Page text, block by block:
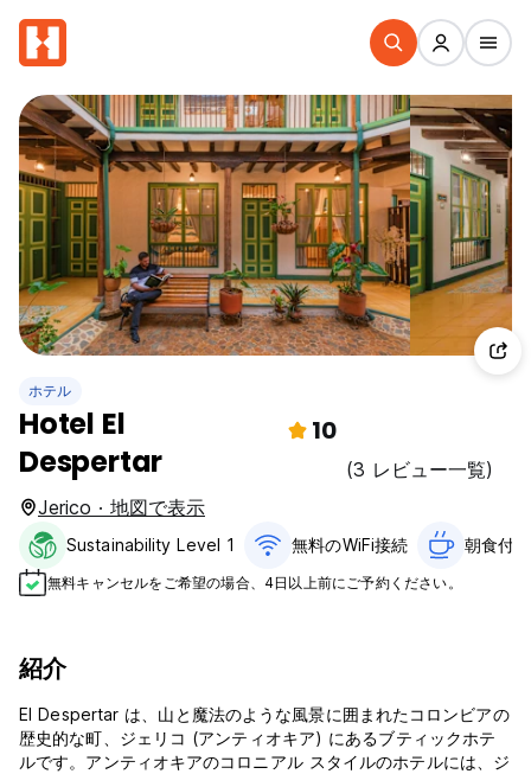
ホテル
Hotel El
Despertar
10
(3 レビュー一覧)
Jerico · 地図で表示
Sustainability Level 1 無料のWiFi接続 朝食付き‎
無料キャンセルをご希望の場合、4日以上前にご予約ください。
紹介
El Despertar は、山と魔法のような風景に囲まれたコロンビアの
歴史的な町、ジェリコ (アンティオキア) にあるブティックホテ
ルです。アンティオキアのコロニアル スタイルのホテルには、ジ